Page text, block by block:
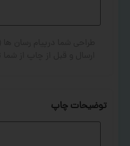
توضیحات چاپ